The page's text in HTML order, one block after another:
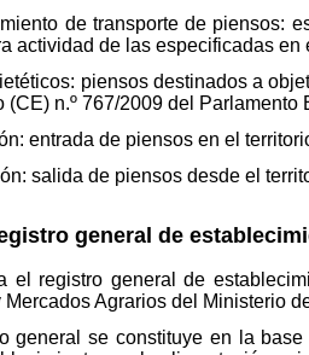
de transporte de piensos:
actividad de las especificadas en
piensos destinados a
(CE) n.º 767/2009 del
entrada de piensos en el
salida de piensos desde el
general de
el registro general de
Mercados Agrarios del Ministerio
general se constituye en la